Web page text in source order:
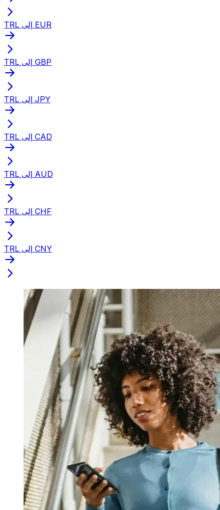
TRL إلى EUR
TRL إلى GBP
TRL إلى JPY
TRL إلى CAD
TRL إلى AUD
TRL إلى CHF
TRL إلى CNY